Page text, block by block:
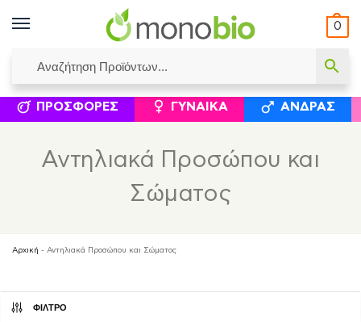
0
ΙΣΟΛΟΓΙΣΜΟΊ ΕΛΕΆΝΝΑ ΧΡΙΣΤΙΝΆΚΗ ΕΠΙΚΟΙΝΩΝΊΑ
ΣΥΜΠΛΗΡΏΜΑΤΑ ΔΙΑΤΡΟΦΉΣ ΦΥΣΙΚΆ
ΠΡΟΣΦΟΡΈΣ ΓΥΝΑΊΚΑ ΆΝΔΡΑΣ
Αντηλιακά Προσώπου και
Σώματος
Αρχική - Αντηλιακά Προσώπου και Σώματος
ΦΙΛΤΡΟ